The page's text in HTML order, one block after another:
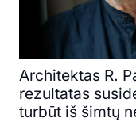
Architektas R.
rezultatas
turbūt iš šimtų